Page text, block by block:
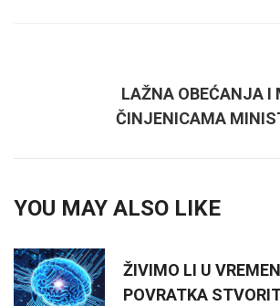
LAŽNA OBEĆANJA I
ČINJENICAMA
YOU MAY ALSO LIKE
ŽIVIMO LI U
POVRATKA